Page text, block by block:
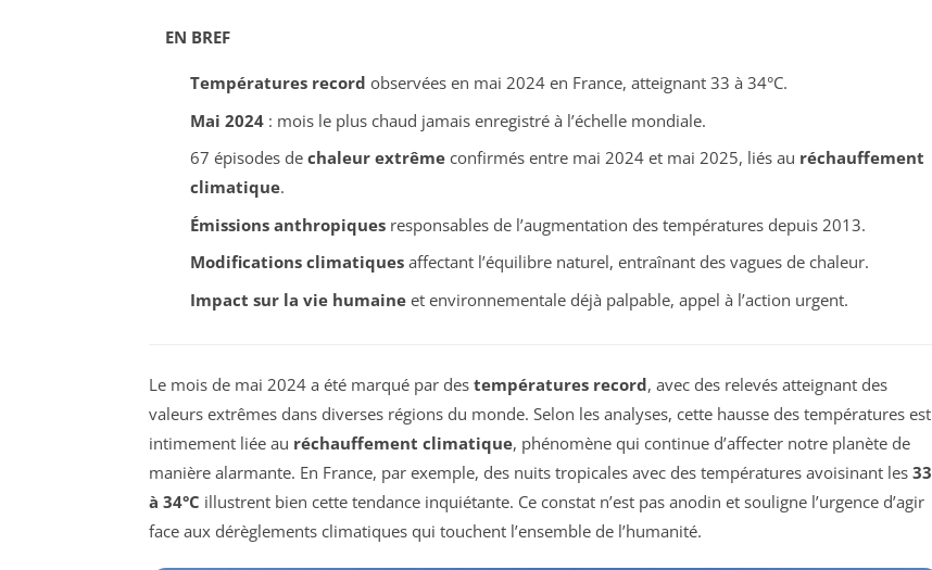
EN BREF
Températures record observées en mai 2024 en France, atteignant 33 à 34°C.
Mai 2024: mois le plus chaud jamais enregistré à l’échelle mondiale.
67 épisodes de chaleur extrêmeconfirmés entre mai 2024 et mai 2025, liés au réchauffement
climatique.
Émissions anthropiquesresponsables de l’augmentation des températures depuis 2013.
Modifications climatiquesaffectant l’équilibre naturel, entraînant des vagues de chaleur.
Impact sur la vie humaineet environnementale déjà palpable, appel à l’action urgent.
Le mois de mai 2024 a été marqué par des températures record, avec des relevés atteignant des
valeurs extrêmes dans diverses régions du monde. Selon les analyses, cette hausse des températures est
intimement liée au réchauffement climatique, phénomène qui continue d’affecter notre planète de
manière alarmante. En France, par exemple, des nuits tropicales avec des températures avoisinant les 33
à 34°C illustrent bien cette tendance inquiétante. Ce constat n’est pas anodin et souligne l’urgence d’agir
face aux dérèglements climatiques qui touchent l’ensemble de l’humanité.